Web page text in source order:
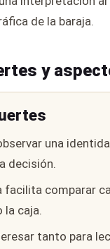
de la baraja.
y
una
decisión.
facilita comparar
la caja.
tanto para